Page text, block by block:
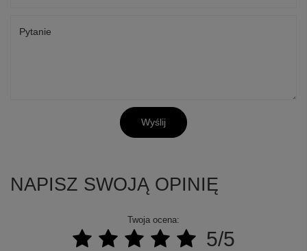
Pytanie
Wyślij
NAPISZ SWOJĄ OPINIĘ
Twoja ocena:
5/5